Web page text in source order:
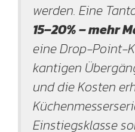
werden. Eine
15–20% – mehr
eine Drop-Point-
kantigen
und die Kosten
Einstiegsklasse